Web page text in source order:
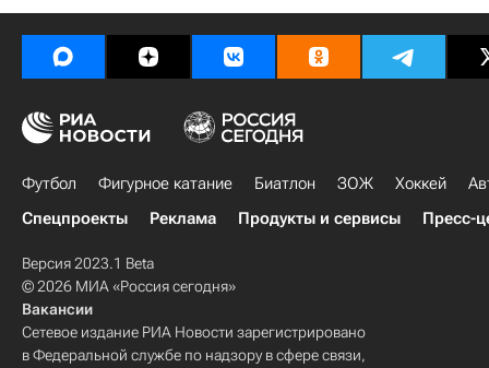
Футбол Фигурное катание Биатлон ЗОЖ Хоккей
Спецпроекты
Реклама Продукты и сервисы Пресс-
Версия 2023.1 Beta
© 2026 МИА «Россия сегодня»
Вакансии
Сетевое издание РИА Новости зарегистрировано
в Федеральной службе по надзору в сфере связи,